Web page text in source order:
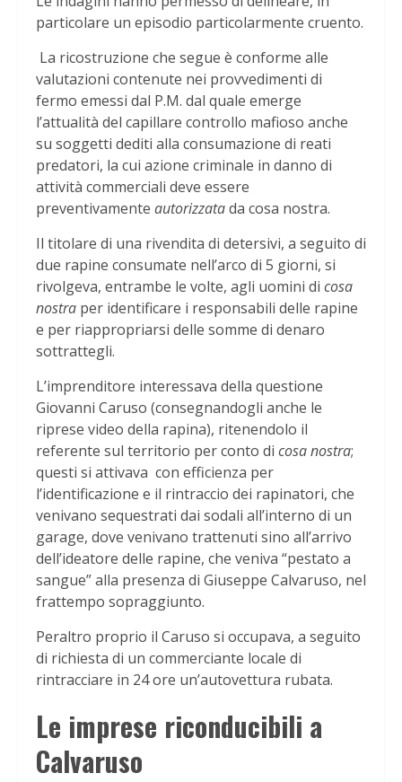
particolare un episodio particolarmente cruento.
La ricostruzione che segue è conforme alle
valutazioni contenute nei provvedimenti di
fermo emessi dal P.M. dal quale emerge
l’attualità del capillare controllo mafioso anche
su soggetti dediti alla consumazione di reati
predatori, la cui azione criminale in danno di
attività commerciali deve essere
preventivamente autorizzatada cosa nostra.
Il titolare di una rivendita di detersivi, a seguito di
due rapine consumate nell’arco di 5 giorni, si
rivolgeva, entrambe le volte, agli uomini di cosa
nostra per identificare i responsabili delle rapine
e per riappropriarsi delle somme di denaro
sottrattegli.
L’imprenditore interessava della questione
Giovanni Caruso (consegnandogli anche le
riprese video della rapina), ritenendolo il
referente sul territorio per conto di cosa nostra;
questi si attivava con efficienza per
l’identificazione e il rintraccio dei rapinatori, che
venivano sequestrati dai sodali all’interno di un
garage, dove venivano trattenuti sino all’arrivo
dell’ideatore delle rapine, che veniva “pestato a
sangue” alla presenza di Giuseppe Calvaruso, nel
frattempo sopraggiunto.
Peraltro proprio il Caruso si occupava, a seguito
di richiesta di un commerciante locale di
rintracciare in 24 ore un’autovettura rubata.
Le imprese riconducibili a
Calvaruso